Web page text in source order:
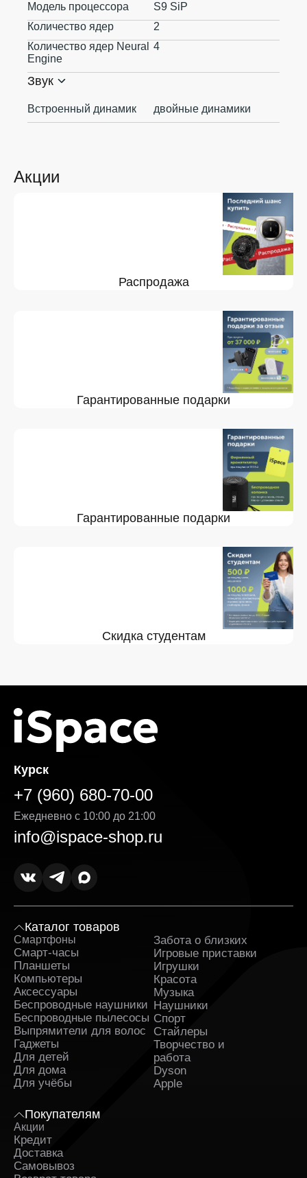
Акции
Распродажа
Гарантированные подарки
Гарантированные подарки
Скидка студентам
Модель процессора
S9 SiP
Количество ядер
2
Количество ядер Neural
Engine
4
Звук
Встроенный динамик двойные динамики
Курск
+7 (960) 680-70-00
Ежедневно с 10:00 до 21:00
info@ispace-shop.ru
Каталог товаров
Смартфоны
Смарт-часы
Планшеты
Компьютеры
Аксессуары
Беспроводные наушники
Беспроводные пылесосы
Выпрямители для волос
Гаджеты
Для детей
Для дома
Для учёбы
Забота о близких
Игровые приставки
Игрушки
Красота
Музыка
Наушники
Спорт
Стайлеры
Творчество и
работа
Dyson
Apple
Покупателям
Акции
Кредит
Доставка
Самовывоз